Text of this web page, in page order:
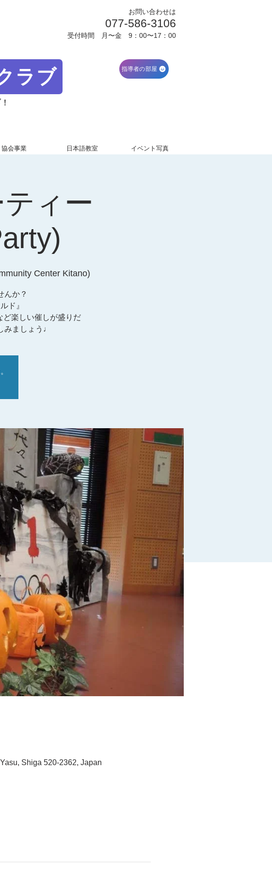
お問い合わせは
077-586-3106
受付時間 月〜金 9：00〜17：00
ラブ 指導者の部屋
協会事業 日本語教室 イベント写真
ィー
Center Kitano)
んか？
ド』
ど楽しい催しが盛りだ
みましょう♩
Shiga 520-2362, Japan